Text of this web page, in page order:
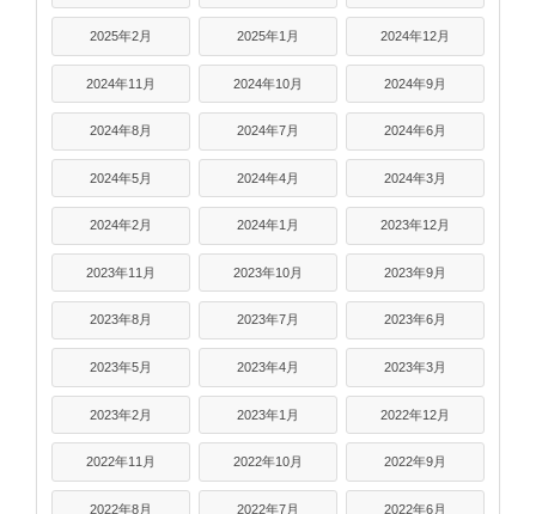
2025年2月 2025年1月 2024年12月
2024年11月 2024年10月 2024年9月
2024年8月 2024年7月 2024年6月
2024年5月 2024年4月 2024年3月
2024年2月 2024年1月 2023年12月
2023年11月 2023年10月 2023年9月
2023年8月 2023年7月 2023年6月
2023年5月 2023年4月 2023年3月
2023年2月 2023年1月 2022年12月
2022年11月 2022年10月 2022年9月
2022年8月 2022年7月 2022年6月